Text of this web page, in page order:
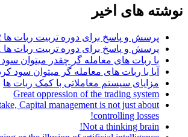
جو
برای:
نوشته های اخیر
پرسش و پاسخ برای دوره تربیت ربات ها 2
پرسش و پاسخ برای دوره تربیت ربات ها 1
با ربات های معامله گر چقدر میتوان
آیا با ربات های معامله گر میتوان سود
مزایای سیستم معاملاتی با کمک ربات ها
Great oppression of the trading system
Capital management is not just about
controlling losses!
Not a thinking brain!